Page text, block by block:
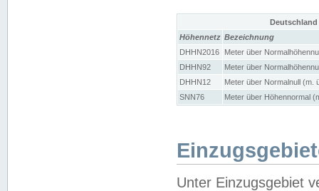
Höhennetz Bezeichnung
DHHN2016
Meter über
DHHN92
Meter über
DHHN12
Meter über Normalnull (m.
SNN76
Meter über Höhennormal
Unter Einzugsgebiet